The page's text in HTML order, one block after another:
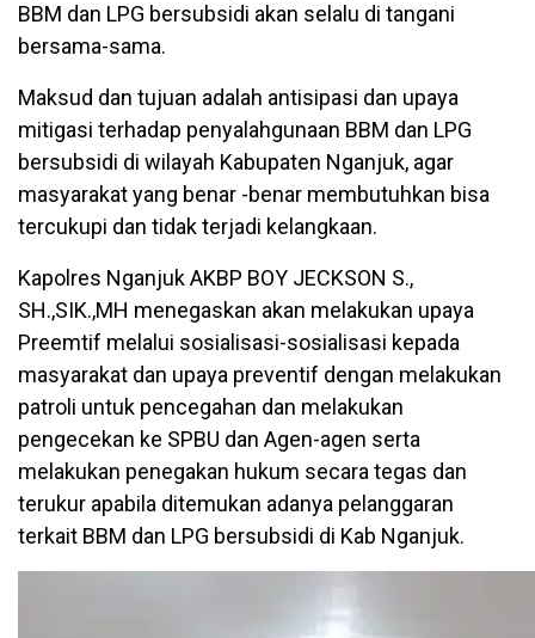
BBM dan LPG bersubsidi akan selalu di tangani
bersama-sama.
Maksud dan tujuan adalah antisipasi dan upaya
mitigasi terhadap penyalahgunaan BBM dan LPG
bersubsidi di wilayah Kabupaten Nganjuk, agar
masyarakat yang benar -benar membutuhkan bisa
tercukupi dan tidak terjadi kelangkaan.
Kapolres Nganjuk AKBP BOY JECKSON S.,
SH.,SIK.,MH menegaskan akan melakukan upaya
Preemtif melalui sosialisasi-sosialisasi kepada
masyarakat dan upaya preventif dengan melakukan
patroli untuk pencegahan dan melakukan
pengecekan ke SPBU dan Agen-agen serta
melakukan penegakan hukum secara tegas dan
terukur apabila ditemukan adanya pelanggaran
terkait BBM dan LPG bersubsidi di Kab Nganjuk.